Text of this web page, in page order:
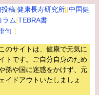
投稿|健康長寿研究所||中国健
ラム|TEBRA書
句 ｜
のサイトは、健康で元気に
トです。 ご自分自身のため
孫や国に迷惑をかけず、元
イドアウトいたしましょ